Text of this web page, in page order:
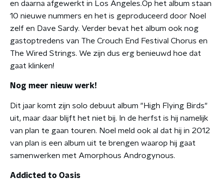
en daarna afgewerkt in Los Angeles.Op het album staan
10 nieuwe nummers en het is geproduceerd door Noel
zelf en Dave Sardy. Verder bevat het album ook nog
gastoptredens van The Crouch End Festival Chorus en
The Wired Strings. We zijn dus erg benieuwd hoe dat
gaat klinken!
Nog meer nieuw werk!
Dit jaar komt zijn solo debuut album "High Flying Birds"
uit, maar daar blijft het niet bij. In de herfst is hij namelijk
van plan te gaan touren. Noel meld ook al dat hij in 2012
van plan is een album uit te brengen waarop hij gaat
samenwerken met Amorphous Androgynous.
Addicted to Oasis